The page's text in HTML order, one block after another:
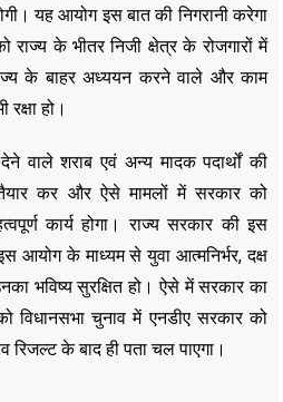
यह आयोग इस बात की निगरानी करेगा
के भीतर निजी क्षेत्र के रोजगारों में
के बाहर अध्ययन करने वाले और काम
हो।
वाले शराब एवं अन्य मादक पदार्थों की
कर और ऐसे मामलों में सरकार को
कार्य होगा। राज्य सरकार की इस
आयोग के माध्यम से युवा आत्मनिर्भर, दक्ष
भविष्य सुरक्षित हो। ऐसे में सरकार का
विधानसभा चुनाव में एनडीए सरकार को
रिजल्ट के बाद ही पता चल पाएगा।